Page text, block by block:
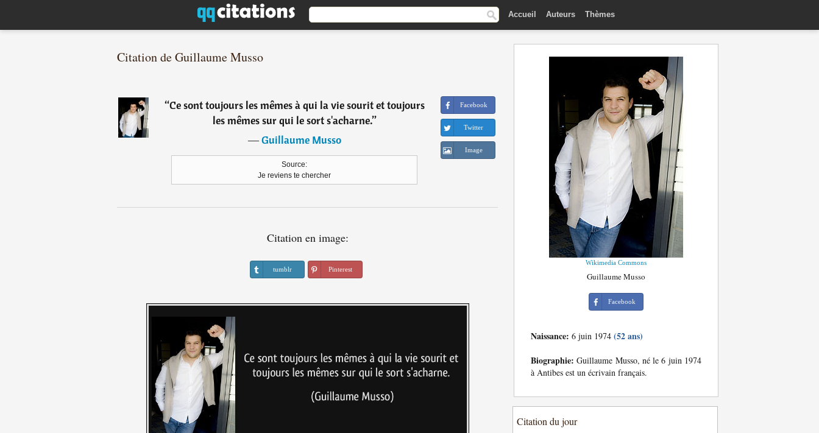
Accueil Auteurs Thèmes
Citation de Guillaume Musso
“Ce sont toujours les mêmes à qui la vie sourit et toujours
les mêmes sur qui le sort s'acharne.”
―Guillaume Musso
Source:
Je reviens te chercher
Facebook
Twitter
Image
Citation en image:
tumblr Pinterest
Wikimedia Commons
Guillaume Musso
Facebook
Naissance: 6 juin 1974 (52 ans)
Biographie: Guillaume Musso, né le 6 juin 1974
à Antibes est un écrivain français.
Citation du jour